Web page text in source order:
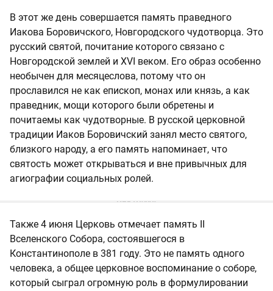
В этот же день совершается память праведного
Иакова Боровичского, Новгородского чудотворца. Это
русский святой, почитание которого связано с
Новгородской землей и XVI веком. Его образ особенно
необычен для месяцеслова, потому что он
прославился не как епископ, монах или князь, а как
праведник, мощи которого были обретены и
почитаемы как чудотворные. В русской церковной
традиции Иаков Боровичский занял место святого,
близкого народу, а его память напоминает, что
святость может открываться и вне привычных для
агиографии социальных ролей.
Также 4 июня Церковь отмечает память II
Вселенского Собора, состоявшегося в
Константинополе в 381 году. Это не память одного
человека, а общее церковное воспоминание о соборе,
который сыграл огромную роль в формулировании